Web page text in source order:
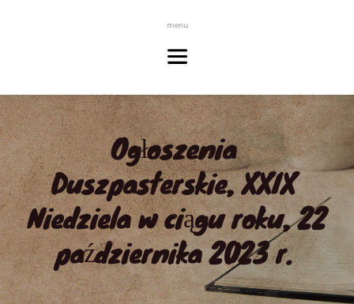
menu
Ogłoszenia
Duszpasterskie, XXIX
Niedziela w ciągu roku, 22
października 2023 r.